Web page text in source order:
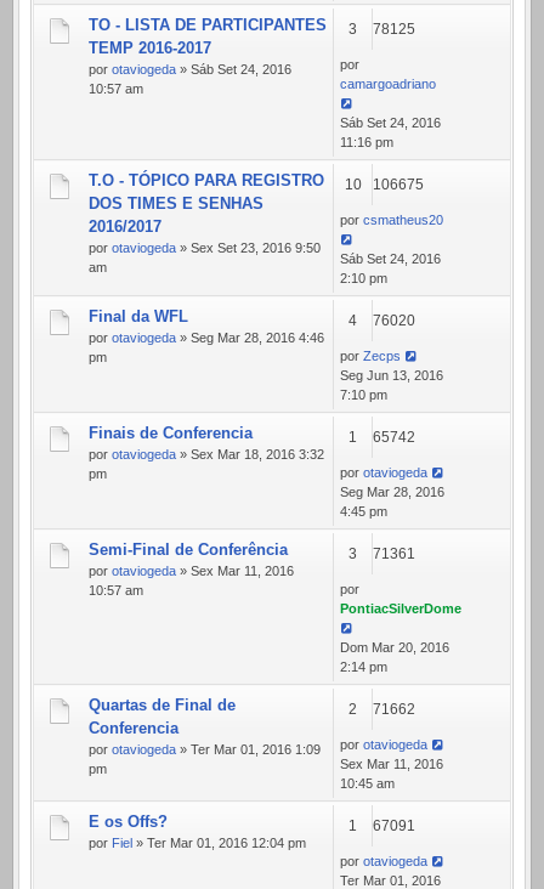
TO - LISTA DE PARTICIPANTES
TEMP 2016-2017
por otaviogeda » Sáb Set 24, 2016
10:57 am
3 78125
por
camargoadriano
Sáb Set 24, 2016
11:16 pm
T.O - TÓPICO PARA REGISTRO
DOS TIMES E SENHAS
2016/2017
por otaviogeda » Sex Set 23, 2016 9:50
am
10 106675
por csmatheus20
Sáb Set 24, 2016
2:10 pm
Final da WFL
por otaviogeda » Seg Mar 28, 2016 4:46
pm
4 76020
por Zecps
Seg Jun 13, 2016
7:10 pm
Finais de Conferencia
por otaviogeda » Sex Mar 18, 2016 3:32
pm
1 65742
por otaviogeda
Seg Mar 28, 2016
4:45 pm
Semi-Final de Conferência
por otaviogeda » Sex Mar 11, 2016
10:57 am
3 71361
por
PontiacSilverDome
Dom Mar 20, 2016
2:14 pm
Quartas de Final de
Conferencia
por otaviogeda » Ter Mar 01, 2016 1:09
pm
2 71662
por otaviogeda
Sex Mar 11, 2016
10:45 am
E os Offs?
por Fiel » Ter Mar 01, 2016 12:04 pm
1 67091
por otaviogeda
Ter Mar 01, 2016